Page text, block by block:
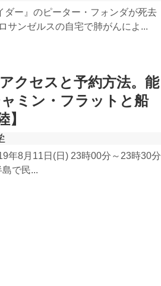
ー』のピーター・フォンダが死去
サンゼルスの自宅で肺がんによ...
クセスと予約方法。能
ミン・フラットと船
年8月11日(日) 23時00分～23時30分
で民...